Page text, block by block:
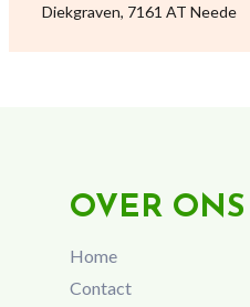
Diekgraven, 7161 AT Neede
OVER ONS
Home
Contact